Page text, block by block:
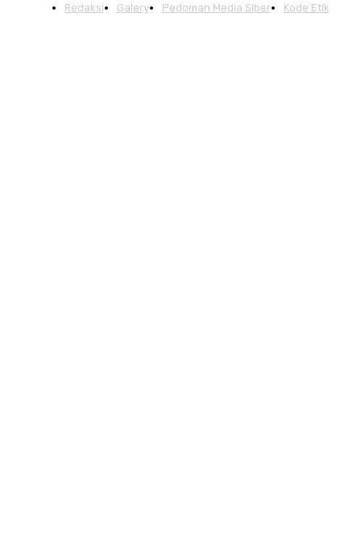
Redaksi
Galery Pedoman Media Siber Kode Etik